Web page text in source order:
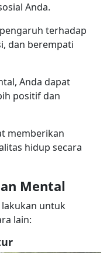
Anda.
terhadap
dan berempati
Anda dapat
positif dan
memberikan
hidup secara
Mental
lakukan untuk
lain: